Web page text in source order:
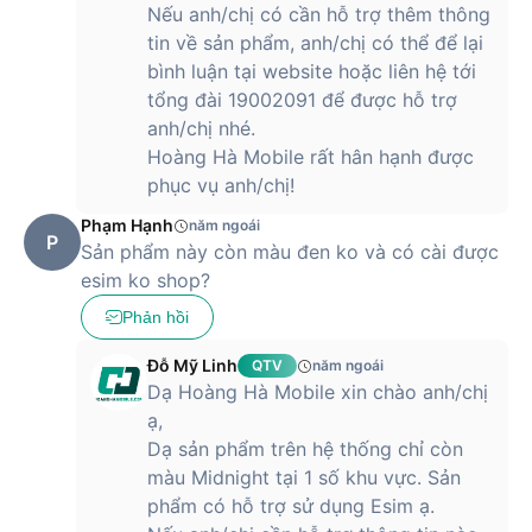
đường đã đi, thời gian tập luyện và nhiều hơn nữa. Bạn cũng
có thể tận dụng các chế độ tập luyện đa dạng như chạy bộ,
đạp xe, bơi lội, yoga,... ứng dụng Bài Tập sẽ cung cấp hướng
dẫn và gợi ý để bạn hoàn thiện kỹ năng tập luyện của mình
và đạt được mục tiêu cá nhân.
Apple Watch SE 2023 cung cấp tính năng theo dõi nhịp tim
liên tục thông qua ứng dụngNhịp Tim
này, bạn có thể kiểm tra nhịp tim của mình để theo dõi sức
khỏe tim mạch và kịp thời phát hiện bất thường. Khi Apple
Watch SE phát hiện nhịp tim cao hoặc thấp so với ngưỡng
được đặt trước, nó sẽ gửi thông báo cảnh báo cho bạn. Điều
này giúp bạn nhận biết và chủ động giải quyết các vấn đề
liên quan đến sức khỏe tim mạch. Tính năng theo dõi nhịp tim
liên tục của Apple Watch SE cung cấp một cách đơn giản
giúp bạn kiểm soát sức khỏe tim mạch của mình trong thời
gian thực và giúp bạn đưa ra các quyết định thông minh về
sức khỏe của mình.
Nếu anh/chị có cần hỗ trợ thêm thông
tin về sản phẩm, anh/chị có thể để lại
bình luận tại website hoặc liên hệ tới
tổng đài 19002091 để được hỗ trợ
anh/chị nhé.
Hoàng Hà Mobile rất hân hạnh được
phục vụ anh/chị!
P
Phạm Hạnh năm ngoái
Sản phẩm này còn màu đen ko và có cài được
esim ko shop?
Phản hồi
Đỗ Mỹ Linh QTV năm ngoái
Dạ Hoàng Hà Mobile xin chào anh/chị
ạ,
Dạ sản phẩm trên hệ thống chỉ còn
màu Midnight tại 1 số khu vực. Sản
phẩm có hỗ trợ sử dụng Esim ạ.